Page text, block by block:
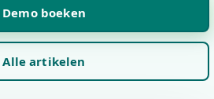
Demo boeken
Alle artikelen